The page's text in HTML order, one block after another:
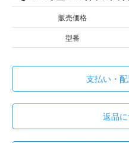
販売価格
型番
支払い・
返品